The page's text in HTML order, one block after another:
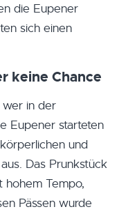
die Eupener
sich einen
keine Chance
wer in der
Eupener starteten
und
Das Prunkstück
Tempo,
Pässen wurde